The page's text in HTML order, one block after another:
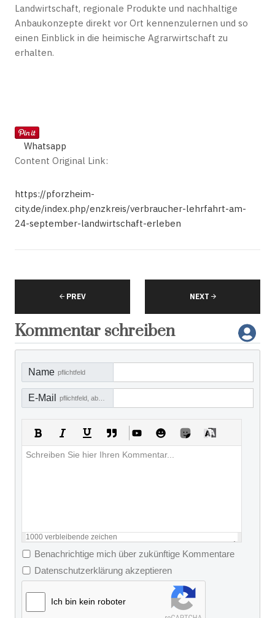
Landwirtschaft, regionale Produkte und nachhaltige
Anbaukonzepte direkt vor Ort kennenzulernen und so
einen Einblick in die heimische Agrarwirtschaft zu
erhalten.
Whatsapp
Content Original Link:
https://pforzheim-
city.de/index.php/enzkreis/verbraucher-lehrfahrt-am-
24-september-landwirtschaft-erleben
PREV NEXT
Kommentar schreiben
Name pflichtfeld
E-Mail
1000 verbleibende zeichen
Benachrichtige mich über zukünftige Kommentare
Datenschutzerklärung akzeptieren
Ich bin kein roboter